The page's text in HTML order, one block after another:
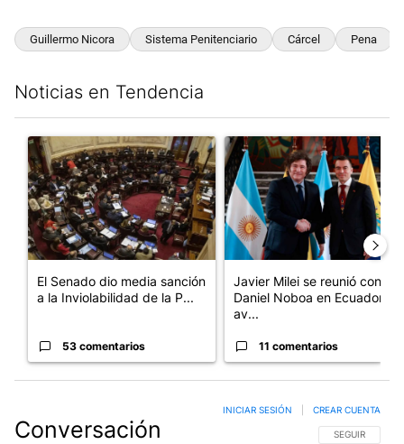
Guillermo Nicora Sistema Penitenciario Cárcel Pena
Noticias en Tendencia
Un artículo de tendencia con el título "El Senado dio media
El Senado dio media sanción
a la Inviolabilidad de la P...
53 comentarios
Un artículo de tendencia con
Javier Milei se reunió con
Daniel Noboa en Ecuador y
av...
11 comentarios
Conversación SIGA ESTA
SEGUIR
INICIAR SESIÓN CREAR CUENTA